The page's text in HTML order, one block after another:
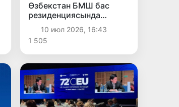
Өзбекстан БМШ бас
резиденциясында
халықаралық
жәмийетшиликке 6-
ТРМды әмелге асырыў
ҳәм глобал суў
мәселелери күн
тәртибин алға қойыўда
ерискен
жетискенликлерин
таныстырды
10 июл 2026, 16:43
1 505